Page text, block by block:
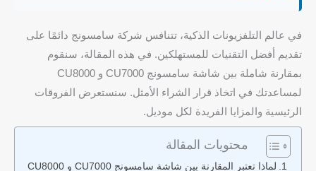
في عالم التلفزيونات الذكية، تتنافس شركة سامسونج دائمًا على
تقديم أفضل التقنيات للمستهلكين. في هذه المقالة، سنقوم
بمقارنة شاملة بين شاشة سامسونج CU7000 و CU8000
لمساعدتك في اتخاذ قرار الشراء الأمثل. سنستعرض الفروقات
الرئيسية والمزايا الفريدة لكل موديل.
محتويات المقالة
لماذا تعتبر المقارنة بين شاشة سامسونج CU7000 و CU8000